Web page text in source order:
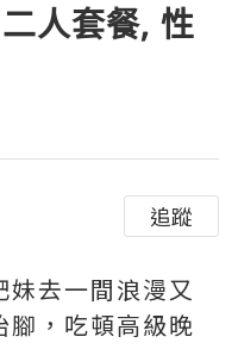
人套餐, 性
追蹤
去一間浪漫又
腳，吃頓高級晚